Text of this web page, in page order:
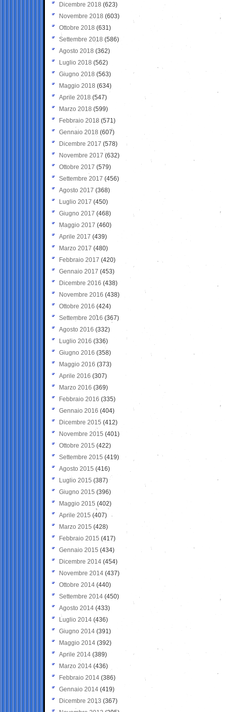
Dicembre 2018 (623)
Novembre 2018 (603)
Ottobre 2018 (631)
Settembre 2018 (586)
Agosto 2018 (362)
Luglio 2018 (562)
Giugno 2018 (563)
Maggio 2018 (634)
Aprile 2018 (547)
Marzo 2018 (599)
Febbraio 2018 (571)
Gennaio 2018 (607)
Dicembre 2017 (578)
Novembre 2017 (632)
Ottobre 2017 (579)
Settembre 2017 (456)
Agosto 2017 (368)
Luglio 2017 (450)
Giugno 2017 (468)
Maggio 2017 (460)
Aprile 2017 (439)
Marzo 2017 (480)
Febbraio 2017 (420)
Gennaio 2017 (453)
Dicembre 2016 (438)
Novembre 2016 (438)
Ottobre 2016 (424)
Settembre 2016 (367)
Agosto 2016 (332)
Luglio 2016 (336)
Giugno 2016 (358)
Maggio 2016 (373)
Aprile 2016 (307)
Marzo 2016 (369)
Febbraio 2016 (335)
Gennaio 2016 (404)
Dicembre 2015 (412)
Novembre 2015 (401)
Ottobre 2015 (422)
Settembre 2015 (419)
Agosto 2015 (416)
Luglio 2015 (387)
Giugno 2015 (396)
Maggio 2015 (402)
Aprile 2015 (407)
Marzo 2015 (428)
Febbraio 2015 (417)
Gennaio 2015 (434)
Dicembre 2014 (454)
Novembre 2014 (437)
Ottobre 2014 (440)
Settembre 2014 (450)
Agosto 2014 (433)
Luglio 2014 (436)
Giugno 2014 (391)
Maggio 2014 (392)
Aprile 2014 (389)
Marzo 2014 (436)
Febbraio 2014 (386)
Gennaio 2014 (419)
Dicembre 2013 (367)